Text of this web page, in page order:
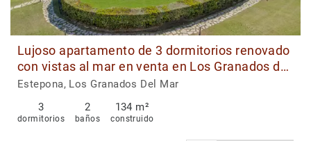
Lujoso apartamento de 3 dormitorios renovado
con vistas al mar en venta en Los Granados del
Mar, Estepona
Estepona, Los Granados Del Mar
3
dormitorios
2
baños
134 m²
construido